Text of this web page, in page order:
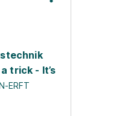
trick - It’s
ERFT